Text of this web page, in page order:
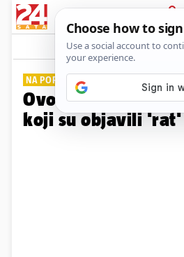
PRIJAVA
Galerija
NA POPISU JE I HRVATSKI GRAD
Ovo je 15
koji su objavili